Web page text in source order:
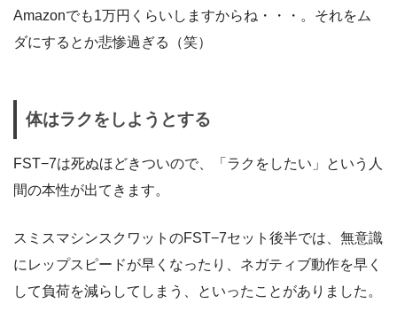
Amazonでも1万円くらいしますからね・・・。それをム
ダにするとか悲惨過ぎる（笑）
体はラクをしようとする
FST−7は死ぬほどきついので、「ラクをしたい」という人
間の本性が出てきます。
スミスマシンスクワットのFST−7セット後半では、無意識
にレップスピードが早くなったり、ネガティブ動作を早く
して負荷を減らしてしまう、といったことがありました。